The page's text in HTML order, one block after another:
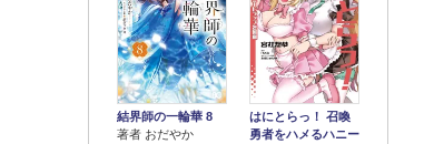
結界師の一輪華 8
著者 おだやか
はにとらっ！ 召喚
勇者をハメるハニー